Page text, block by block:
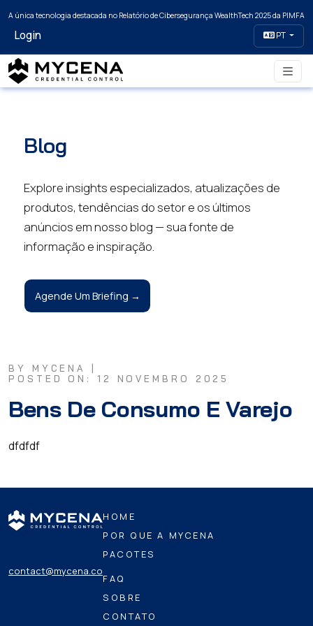
A única tecnologia destacada no Relatório de Cibersegurança WealthTech 2025 da PIMFA
Login PT
Blog
Explore insights especializados, atualizações de
produtos, tendências do setor e os últimos
anúncios em nosso blog — sua fonte de
informação e inspiração.
Agende Um Briefing →
BY MYCENA |
POSTED ON: 12 NOVEMBRO 2025
Bens De Consumo E Varejo
dfdfdf
contact@mycena.co
HOME
POR QUE A MYCENA
PACOTES
FAQ
SOBRE
CONTATO